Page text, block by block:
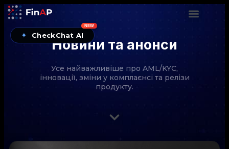
✦ CheckChat AI
NEW
Новини та анонси
Усе найважливіше про AML/KYC,
інновації, зміни у комплаєнсі та релізи
продукту.